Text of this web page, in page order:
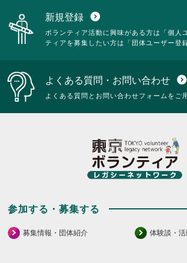
新規登録 expand_circle_down
ボランティア活動に興味がある方は「個人
ティアを募集したい方は「団体ユーザー登
よくある質問・お問い合わせ expand_circle_down
よくある質問とお問い合わせフォームをご
参加する・募集する
募集情報・団体紹介 体験談・活